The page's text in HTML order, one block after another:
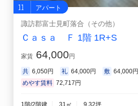
11 アパート
諏訪郡富士見町落合（その他）
Ｃａｓａ Ｆ 1階 1R+S
家賃 64,000 円
共 6,050円 礼 64,000円 敷 64,000円
めやす賃料 72,717円